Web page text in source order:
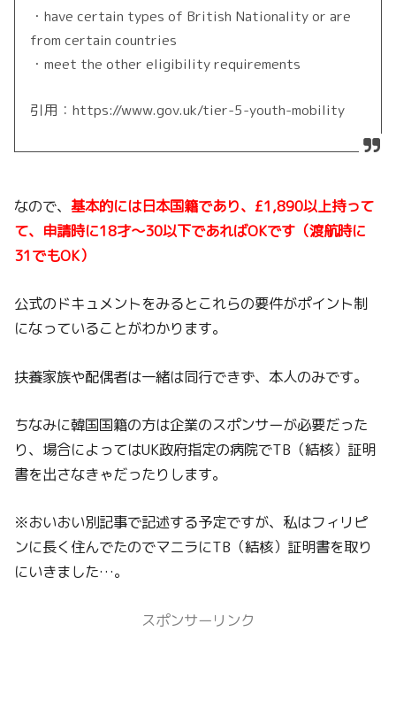
・have certain types of British Nationality or are
from certain countries
・meet the other eligibility requirements
引用：https://www.gov.uk/tier-5-youth-mobility
なので、基本的には日本国籍であり、£1,890以上持って
て、申請時に18才〜30以下であればOKです（渡航時に
31でもOK）
公式のドキュメントをみるとこれらの要件がポイント制
になっていることがわかります。
扶養家族や配偶者は一緒は同行できず、本人のみです。
ちなみに韓国国籍の方は企業のスポンサーが必要だった
り、場合によってはUK政府指定の病院でTB（結核）証明
書を出さなきゃだったりします。
※おいおい別記事で記述する予定ですが、私はフィリピ
ンに長く住んでたのでマニラにTB（結核）証明書を取り
にいきました…。
スポンサーリンク